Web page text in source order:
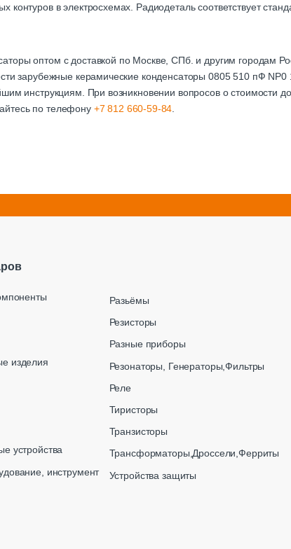
контуров в электросхемах. Радиодеталь соответствует
оптом с доставкой по Москве, СПб. и другим городам
зарубежные керамические конденсаторы 0805 510 пФ NP0
инструкциям. При возникновении вопросов о стоимости
по телефону +7 812 660-59-84
изделия
устройства
инструмент
Разьёмы
Резисторы
Разные приборы
Резонаторы, Генераторы,Фильтры
Реле
Тиристоры
Транзисторы
Трансформаторы,Дроссели,Ферриты
Устройства защиты